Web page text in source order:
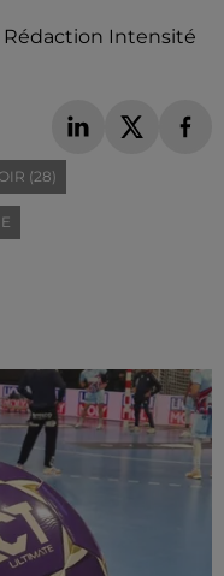
Rédaction Intensité
(28)